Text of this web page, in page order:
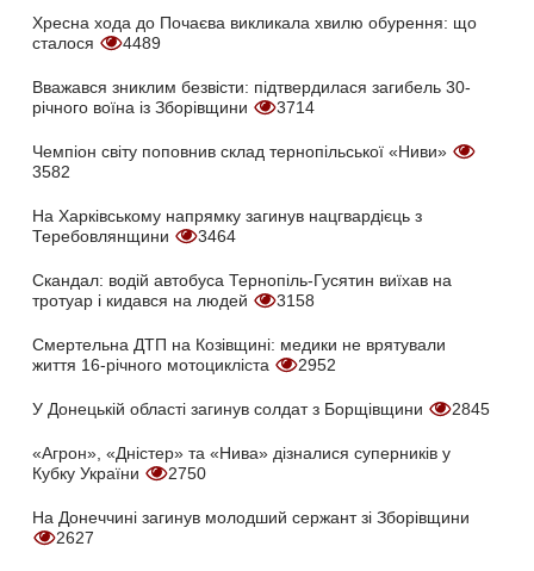
Хресна хода до Почаєва викликала хвилю обурення: що
сталося
4489
Вважався зниклим безвісти: підтвердилася загибель 30-
річного воїна із Зборівщини
3714
Чемпіон світу поповнив склад тернопільської «Ниви»
3582
На Харківському напрямку загинув нацгвардієць з
Теребовлянщини
3464
Скандал: водій автобуса Тернопіль-Гусятин виїхав на
тротуар і кидався на людей
3158
Смертельна ДТП на Козівщині: медики не врятували
життя 16-річного мотоцикліста
2952
У Донецькій області загинув солдат з Борщівщини 2845
«Агрон», «Дністер» та «Нива» дізналися суперників у
Кубку України
2750
На Донеччині загинув молодший сержант зі Зборівщини
2627